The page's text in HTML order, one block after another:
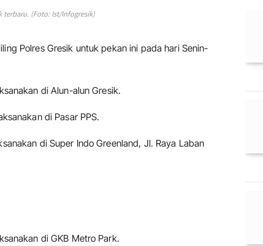
terbaru. (Foto: Ist/Infogresik)
Polres Gresik untuk pekan ini pada hari Senin-
di Alun-alun Gresik.
di Pasar PPS.
di Super Indo Greenland, Jl. Raya Laban
di GKB Metro Park.